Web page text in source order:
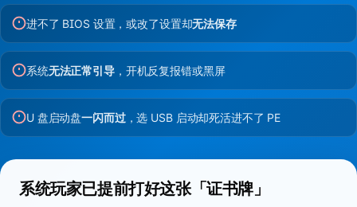
进不了 BIOS 设置，或改了设置却无法保存
系统无法正常引导，开机反复报错或黑屏
U 盘启动盘一闪而过，选 USB 启动却死活进不了 PE
系统玩家已提前打好这张「证书牌」